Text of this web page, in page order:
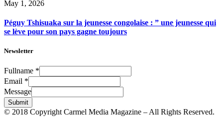
May 1, 2026
Péguy Tshisuaka sur la jeunesse congolaise : ” une jeunesse qui
se lève pour son pays gagne toujours
Newsletter
Fullname *
Email *
Message
Submit
© 2018 Copyright Carmel Media Magazine – All Rights Reserved.